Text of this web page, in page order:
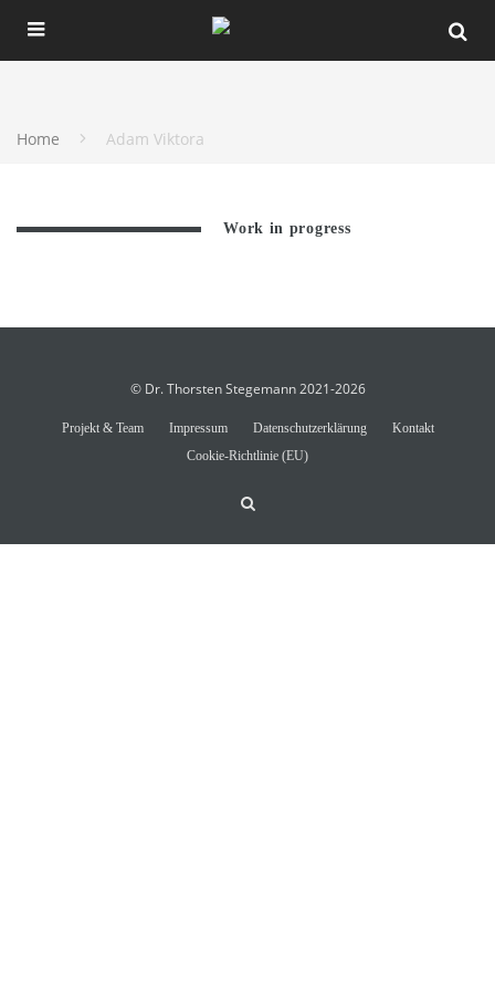
Home Adam Viktora
Work in progress
© Dr. Thorsten Stegemann 2021-2026
Projekt & Team Impressum Datenschutzerklärung
Kontakt
Cookie-Richtlinie (EU)